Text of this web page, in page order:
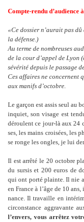
Compte-rendu d’audience
«Ce dossier n’aurait pas
la défense.)
Au terme de nombreuses
de la cour d’appel de Lyon
sévérité depuis le passage
Ces affaires ne concernent
aux manifs d’octobre.
Le garçon est assis seul au
inquiet, son visage est
dérou­lent ce jour-là aux 24
ses, les mains croi­sées, les
se ronge les ongles, je lui
Il est arrêté le 20 octo­bre
du sursis et 200 euros de
qui ont porté plainte. Il nie
en France à l’âge de 10
nance. Il tra­vaille en
cir­cons­tance aggra­vante
l’envers, vous arrê­tez